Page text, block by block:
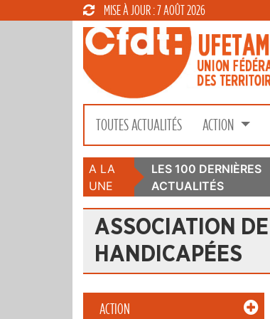
MISE À JOUR : 7 AOÛT 2026
TOUTES ACTUALITÉS ACTION
A LA
UNE
LES 100 DERNIÈRES
ACTUALITÉS
ASSOCIATION
HANDICAPÉES
ACTION